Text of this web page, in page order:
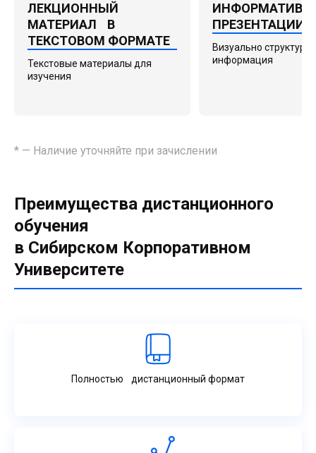
ЛЕКЦИОННЫЙ
МАТЕРИАЛ В
ТЕКСТОВОМ ФОРМАТЕ
Текстовые материалы для
изучения
ПРЕЗЕНТАЦИИ
Визуально
информация
* — Наличие уточняйте при зачислении
Преимущества дистанционного
обучения
в Сибирском Корпоративном
Университете
Полностью дистанционный формат